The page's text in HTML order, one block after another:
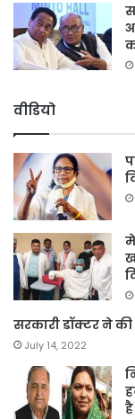
वीडियो
सरकारी डॉक्टर ने
July 14, 2022
है